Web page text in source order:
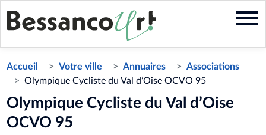
Aller
au
contenu
Accueil Votre ville Annuaires
Associations
Olympique Cycliste du Val d’Oise OCVO 95
Olympique Cycliste du Val d’Oise
OCVO 95